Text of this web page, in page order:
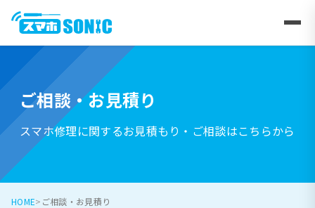
ご相談・お見積り
スマホ修理に関するお見積もり・ご相談はこちらから
HOME ご相談・お見積り